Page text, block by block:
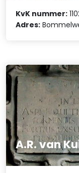
KvK nummer:
Adres:
A.R. van